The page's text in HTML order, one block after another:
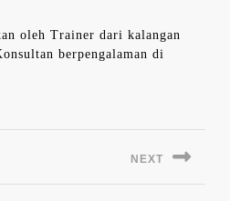
oleh Trainer dari kalangan
berpengalaman di
NEXT